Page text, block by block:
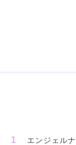
エンジェル